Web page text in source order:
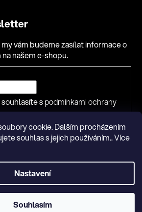
cookie. Dalším procházením
souhlas s jejich používáním.. Více
Nastavení
Souhlasím
vám budeme zasílat informace o
našem e-shopu.
spodmínkami ochrany
Shoptet
. Všechna práva vyhrazena.
|Obchodní podmínky|Ochrana